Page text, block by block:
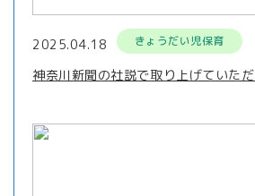
2025.04.18 きょうだい児保育
神奈川新聞の社説で取り上げていた